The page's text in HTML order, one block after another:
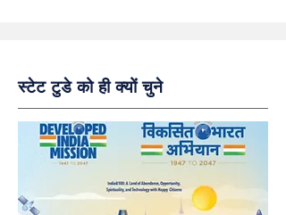
स्टेट टुडे को ही क्यों चुने